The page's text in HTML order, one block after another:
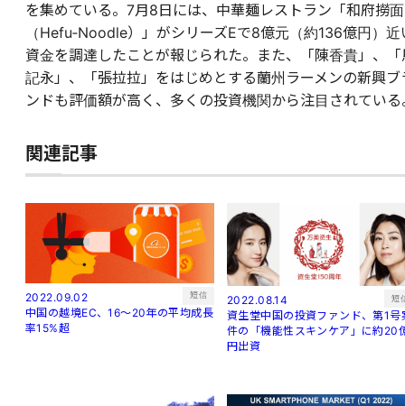
を集めている。7月8日には、中華麺レストラン「和府撈面
（Hefu‐Noodle）」がシリーズEで8億元（約136億円）近
資金を調達したことが報じられた。また、「陳香貴」、「
記永」、「張拉拉」をはじめとする蘭州ラーメンの新興ブ
ンドも評価額が高く、多くの投資機関から注目されている
関連記事
2022.09.02 短信
中国の越境EC、16～20年の平均成長
率15%超
2022.08.14 短
資生堂中国の投資ファンド、第1号
件の「機能性スキンケア」に約20
円出資